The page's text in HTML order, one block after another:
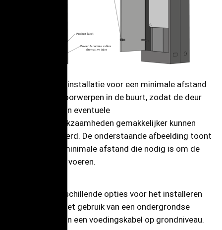
Product label
Power &comms cables
al ternati ve inlet
Zorg tijdens de installatie voor een minimale afstand
tot mogelijke voorwerpen in de buurt, zodat de deur
open kan gaan en eventuele
onderhoudswerkzaamheden gemakkelijker kunnen
worden uitgevoerd. De onderstaande afbeelding toont
de aanbevolen minimale afstand die nodig is om de
installatie uit te voeren.
Er zijn twee verschillende opties voor het installeren
van Eiffel Plus: het gebruik van een ondergrondse
voedingskabel en een voedingskabel op grondniveau.